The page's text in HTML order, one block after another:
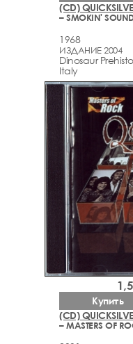
(CD)
– SMOKIN'
1968
ИЗДАНИЕ 2004
Dinosaur
Italy
(CD)
– MASTERS OF
Купить